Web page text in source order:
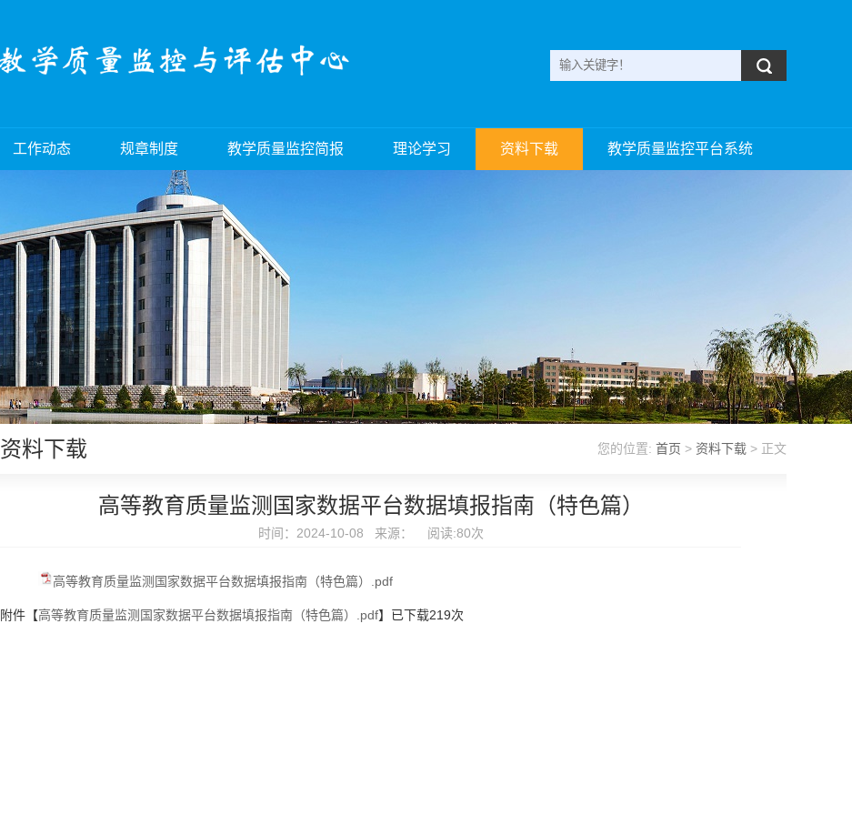
工作动态 规章制度 教学质量监控简报 理论学习 资料下载 教学质量监控平台系统
资料下载 您的位置: 首页 > 资料下载 > 正文
高等教育质量监测国家数据平台数据填报指南（特色篇）
时间：2024-10-08 来源： 阅读:80次
高等教育质量监测国家数据平台数据填报指南（特色篇）.pdf
附件【高等教育质量监测国家数据平台数据填报指南（特色篇）.pdf】已下载219次